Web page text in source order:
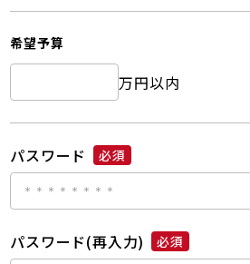
希望予算
万円以内
パスワード 必須
パスワード(再入力) 必須